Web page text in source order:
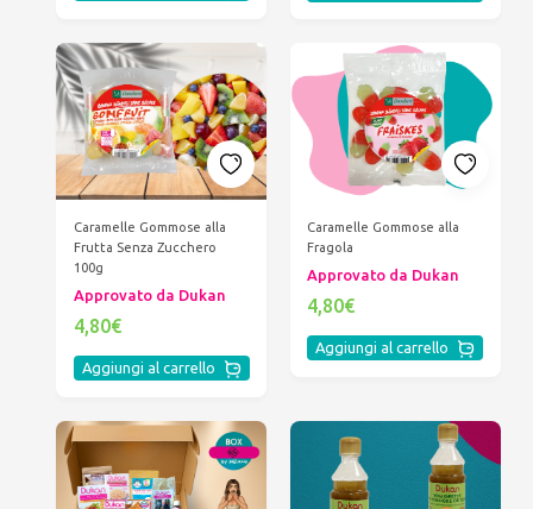
Caramelle Gommose alla
Frutta Senza Zucchero
100g
Approvato da Dukan
4,80€
Aggiungi al carrello
Caramelle Gommose alla
Fragola
Approvato da Dukan
4,80€
Aggiungi al carrello